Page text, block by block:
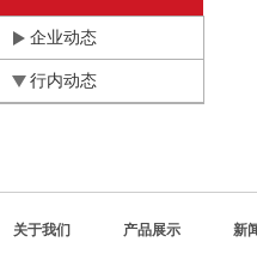
企业动态
行内动态
关于我们 产品展示 新